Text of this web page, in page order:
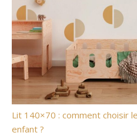
Lit 140×70 : comment choisir
enfant ?